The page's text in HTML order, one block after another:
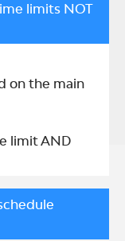
limits NOT
on the main
limit AND